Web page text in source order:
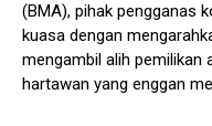
(BMA), pihak pengganas
kuasa dengan
mengambil alih pemilikan
hartawan yang enggan